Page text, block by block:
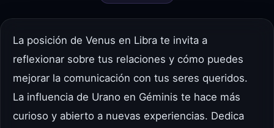
La posición de Venus en Libra te invita a
reflexionar sobre tus relaciones y cómo puedes
mejorar la comunicación con tus seres queridos.
La influencia de Urano en Géminis te hace más
curioso y abierto a nuevas experiencias. Dedica